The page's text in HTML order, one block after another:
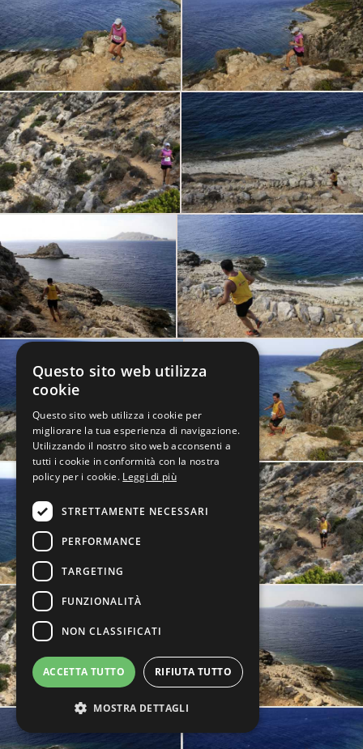
Questo sito web utilizza
cookie
Questo sito web utilizza i cookie per
migliorare la tua esperienza di navigazione.
Utilizzando il nostro sito web acconsenti a
tutti i cookie in conformità con la nostra
policy per i cookie. Leggi di più
STRETTAMENTE NECESSARI
PERFORMANCE
TARGETING
FUNZIONALITÀ
NON CLASSIFICATI
ACCETTA TUTTO RIFIUTA TUTTO
MOSTRA DETTAGLI